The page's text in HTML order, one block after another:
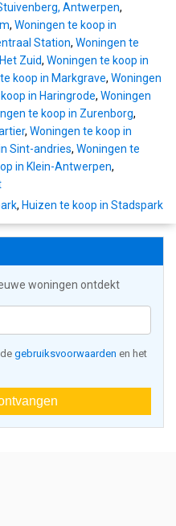
Antwerpen,
, Woningen te koop in
Station, Woningen te
Zuid, Woningen te koop in
koop in Markgrave, Woningen
in Haringrode, Woningen
te koop in Zurenborg,
, Woningen te koop in
Sint-andries, Woningen te
in Klein-Antwerpen,
, Huizen te koop in Stadspark
woningen ontdekt
gebruiksvoorwaarden en het